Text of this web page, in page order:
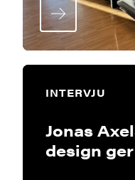
INTERVJU
Jonas
design